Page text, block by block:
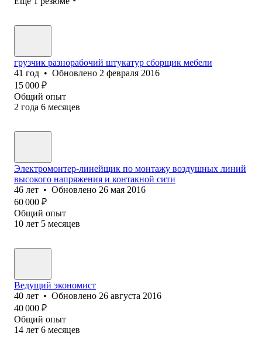
грузчик разнорабочий штукатур сборщик мебели
41 год • Обновлено 2 февраля 2016
15 000 ₽
Общий опыт
2 года 6 месяцев
Электромонтер-линейщик по монтажу воздушных линий
высокого напряжения и контакной сити
46 лет • Обновлено 26 мая 2016
60 000 ₽
Общий опыт
10 лет 5 месяцев
Ведущий экономист
40 лет • Обновлено 26 августа 2016
40 000 ₽
Общий опыт
14 лет 6 месяцев